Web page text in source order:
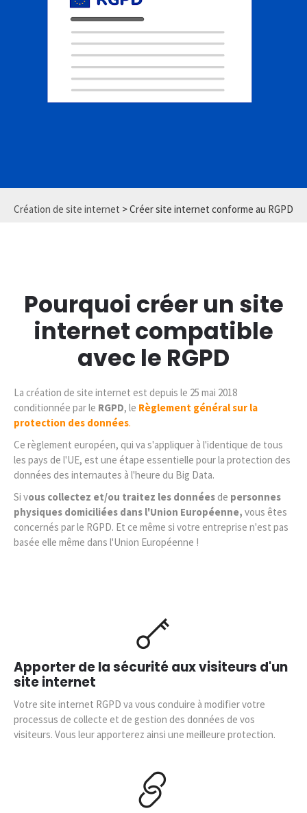
Création de site internet > Créer site internet conforme au RGPD
Pourquoi créer un site
internetcompatible
avec le RGPD
La création de site internet est depuis le 25 mai 2018
conditionnée par le RGPD, le Règlement général sur la
protection des données.
Ce règlement européen, qui va s'appliquer à l'identique de tous
les pays de l'UE, est une étape essentielle pour la protection des
données des internautes à l'heure du Big Data.
Si vous collectez et/ou traitez les données de personnes
physiques domiciliées dans l'Union Européenne, vous êtes
concernés par le RGPD. Et ce même si votre entreprise n'est pas
basée elle même dans l'Union Européenne !
Apporter de la sécurité aux visiteurs d'un
site internet
Votre site internet RGPD va vous conduire à modifier votre
processus de collecte et de gestion des données de vos
visiteurs. Vous leur apporterez ainsi une meilleure protection.